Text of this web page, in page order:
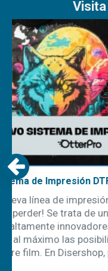
Visita
Remeras polo
En el mundo
los uniformes
empresa se
colaboradores.
textiles, las